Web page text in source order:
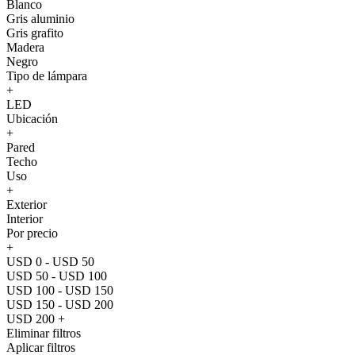
Blanco
Gris aluminio
Gris grafito
Madera
Negro
Tipo de lámpara
+
LED
Ubicación
+
Pared
Techo
Uso
+
Exterior
Interior
Por precio
+
USD 0 - USD 50
USD 50 - USD 100
USD 100 - USD 150
USD 150 - USD 200
USD 200 +
Eliminar filtros
Aplicar filtros